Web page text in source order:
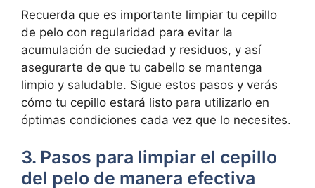
Recuerda que es importante limpiar tu cepillo
de pelo con regularidad para evitar la
acumulación de suciedad y residuos, y así
asegurarte de que tu cabello se mantenga
limpio y saludable. Sigue estos pasos y verás
cómo tu cepillo estará listo para utilizarlo en
óptimas condiciones cada vez que lo necesites.
3. Pasos para limpiar el cepillo
del pelo de manera efectiva